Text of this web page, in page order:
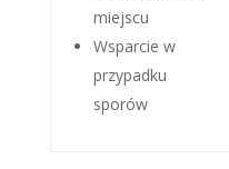
miejscu
Wsparcie w
przypadku
sporów